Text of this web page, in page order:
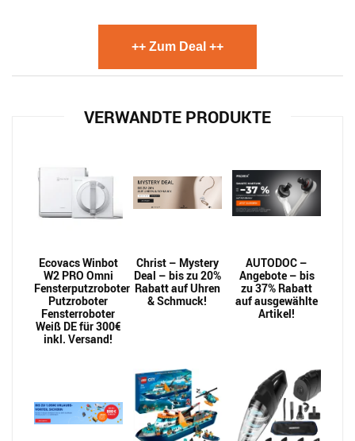
++ Zum Deal ++
VERWANDTE PRODUKTE
Ecovacs Winbot
W2 PRO Omni
Fensterputzroboter
Putzroboter
Fensterroboter
Weiß DE für 300€
inkl. Versand!
Christ – Mystery
Deal – bis zu 20%
Rabatt auf Uhren
& Schmuck!
AUTODOC –
Angebote – bis
zu 37% Rabatt
auf ausgewählte
Artikel!